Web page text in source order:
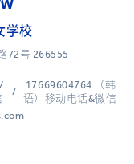
学校
72号 266555
/
17669604764 （韩
语）移动电话&微信